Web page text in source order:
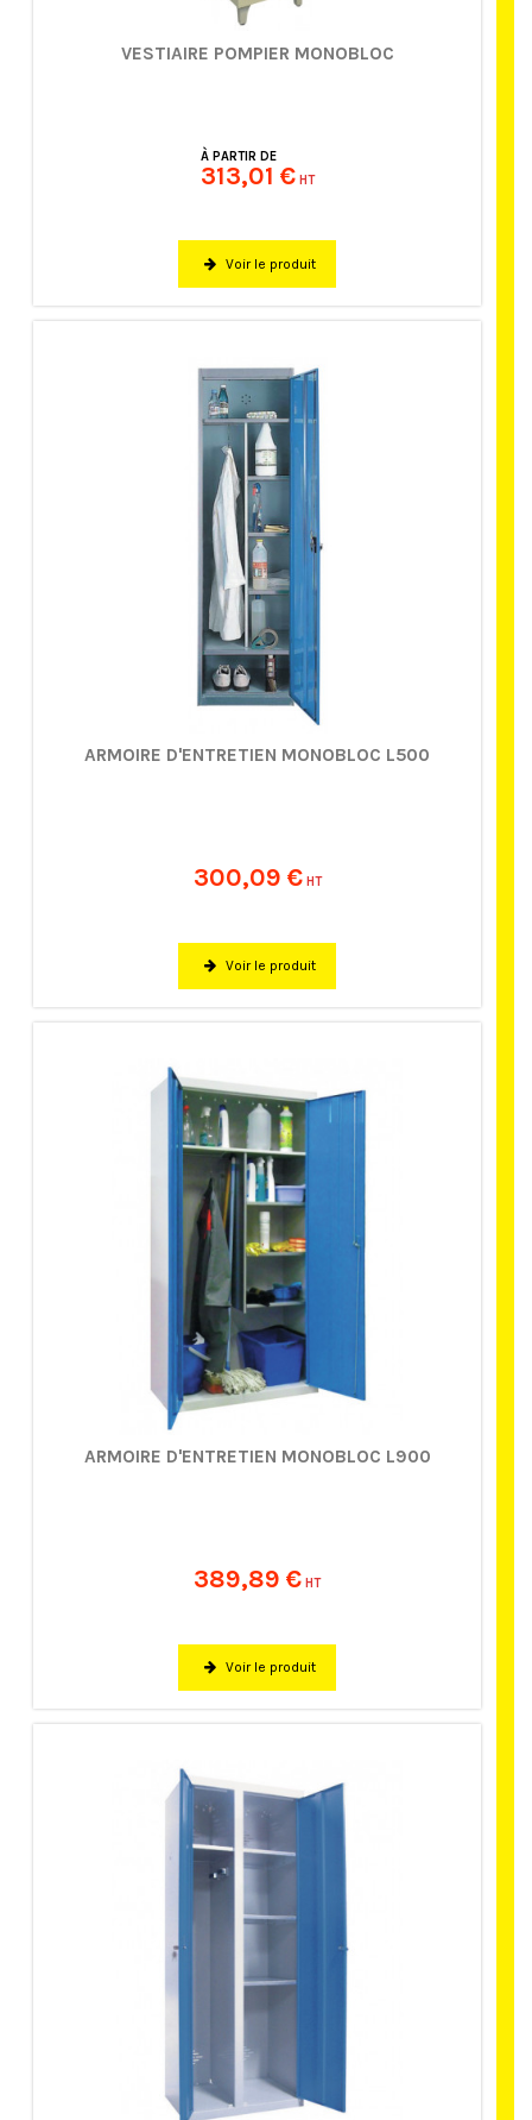
VESTIAIRE POMPIER MONOBLOC
À PARTIR DE
313,01 € HT
Voir le produit
ARMOIRE D'ENTRETIEN MONOBLOC L500
300,09 € HT
Voir le produit
ARMOIRE D'ENTRETIEN MONOBLOC L900
389,89 € HT
Voir le produit